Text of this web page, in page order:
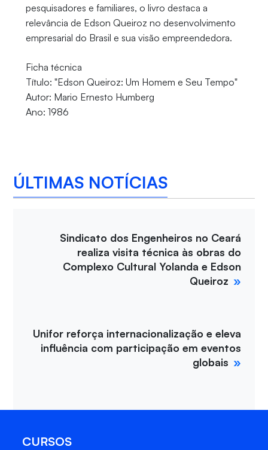
pesquisadores e familiares, o livro destaca a
relevância de Edson Queiroz no desenvolvimento
empresarial do Brasil e sua visão empreendedora.
Ficha técnica
Título: "Edson Queiroz: Um Homem e Seu Tempo"
Autor: Mario Ernesto Humberg
Ano: 1986
ÚLTIMAS NOTÍCIAS
Sindicato dos Engenheiros no Ceará
realiza visita técnica às obras do
Complexo Cultural Yolanda e Edson
Queiroz
Unifor reforça internacionalização e eleva
influência com participação em eventos
globais
CURSOS